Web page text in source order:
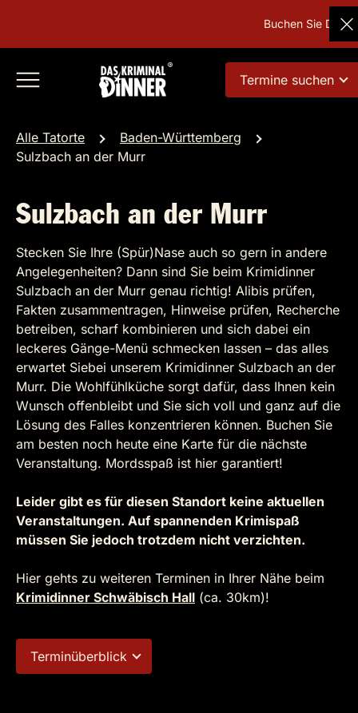
Buchen Sie
Termine suchen
Alle Tatorte
Baden-Württemberg
Sulzbach an der Murr
Sulzbach an der Murr
Stecken Sie Ihre (Spür)Nase auch so gern in andere
Angelegenheiten? Dann sind Sie beim Krimidinner
Sulzbach an der Murr genau richtig! Alibis prüfen,
Fakten zusammentragen, Hinweise prüfen, Recherche
betreiben, scharf kombinieren und sich dabei ein
leckeres Gänge-Menü schmecken lassen – das alles
erwartet Siebei unserem Krimidinner Sulzbach an der
Murr. Die Wohlfühlküche sorgt dafür, dass Ihnen kein
Wunsch offenbleibt und Sie sich voll und ganz auf die
Lösung des Falles konzentrieren können. Buchen Sie
am besten noch heute eine Karte für die nächste
Veranstaltung. Mordsspaß ist hier garantiert!
Leider gibt es für diesen Standort keine aktuellen
Veranstaltungen. Auf spannenden Krimispaß
müssen Sie jedoch trotzdem nicht verzichten.
Hier gehts zu weiteren Terminen in Ihrer Nähe beim
Krimidinner Schwäbisch Hall (ca. 30km)!
Terminüberblick